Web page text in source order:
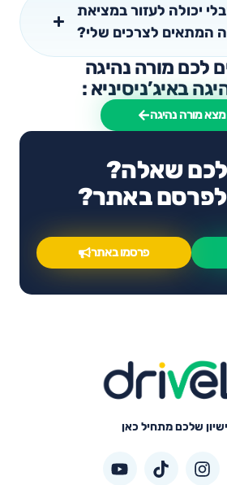
יכולה לעזור במציאת
המתאים לצרכים שלי?
לכם מורה נהיגה
באיג’ניסיניא :
מצא מורה נהיגה
שאלה?
לפרסם באתר?
פרסמו באתר
שלכם מתחיל כאן